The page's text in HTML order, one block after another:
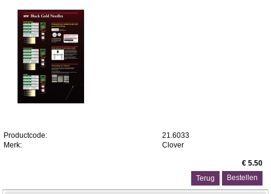
Productcode:
21.6033
Merk:
Clover
€ 5.50
Terug